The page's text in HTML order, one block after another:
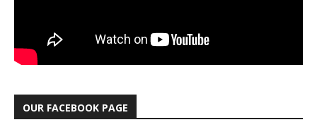
OUR FACEBOOK PAGE